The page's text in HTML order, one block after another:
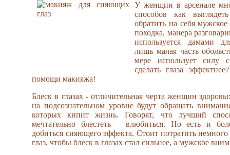
У женщин в арсенале
способов как
обратить на себя
походка, манера
используется дамами
лишь малая часть
мере использует силу
сделать глаза
помощи макияжа!
Блеск в глазах - отличительная черта женщин
на подсознательном уровне будут обращать
которых кипит жизнь. Говорят, что лучший
мечтательно блестеть – влюбиться. Но есть и
добиться сияющего эффекта. Стоит потратить
глаз, чтобы блеск в глазах стал сильнее, а мужское